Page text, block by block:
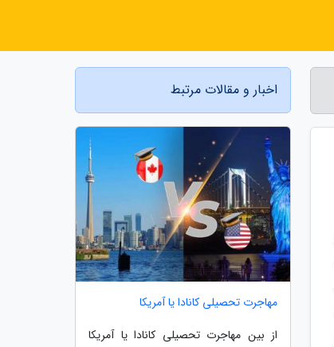
اخبار و مقالات مرتبط
مهاجرت تحصیلی کانادا یا آمریکا
از بین مهاجرت تحصیلی کانادا یا آمریکا